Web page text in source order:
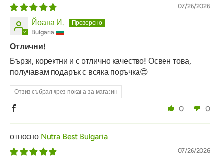
07/26/2026
Йоана И.
Bulgaria
Отлични!
Бързи, коректни и с отлично качество! Освен това,
получавам подарък с всяка поръчка😍
Отзив събрал чрез покана за магазин
0 0
Nutra Best Bulgaria
07/26/2026